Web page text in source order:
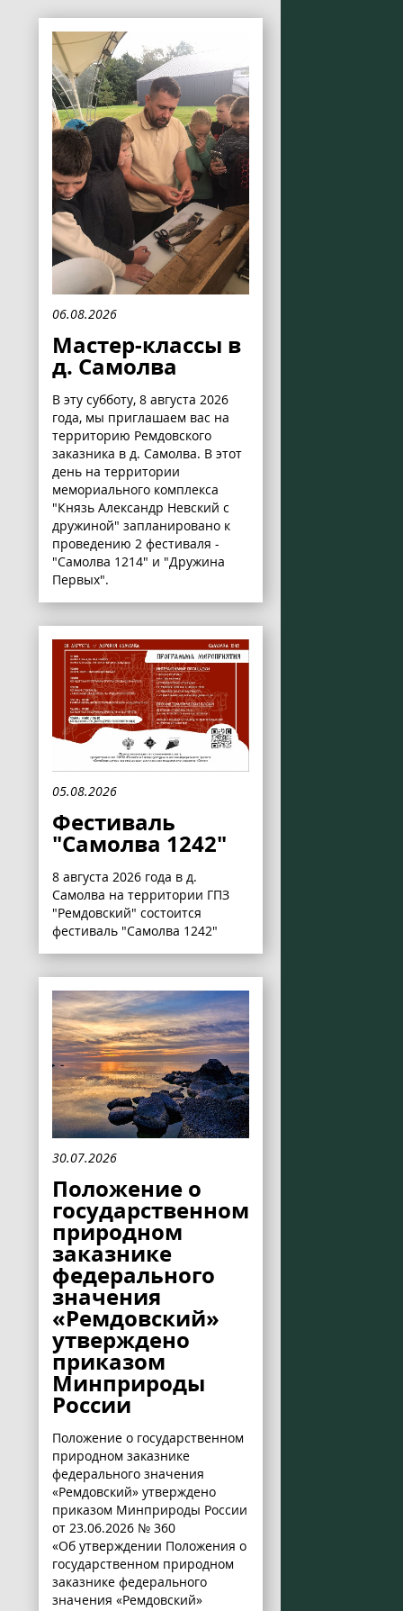
06.08.2026
Мастер-классы в
д. Самолва
В эту субботу, 8 августа 2026
года, мы приглашаем вас на
территорию Ремдовского
заказника в д. Самолва. В этот
день на территории
мемориального комплекса
"Князь Александр Невский с
дружиной" запланировано к
проведению 2 фестиваля -
"Самолва 1214" и "Дружина
Первых".
05.08.2026
Фестиваль
"Самолва 1242"
8 августа 2026 года в д.
Самолва на территории ГПЗ
"Ремдовский" состоится
фестиваль "Самолва 1242"
30.07.2026
Положение о
государственном
природном
заказнике
федерального
значения
«Ремдовский»
утверждено
приказом
Минприроды
России
Положение о государственном
природном заказнике
федерального значения
«Ремдовский» утверждено
приказом Минприроды России
от 23.06.2026 № 360
«Об утверждении Положения о
государственном природном
заказнике федерального
значения «Ремдовский»